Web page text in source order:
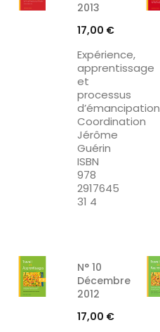
2013
Prix
17,00 €
Expérience,
apprentissage
et
processus
d’émancipation
Coordination
Jérôme
Guérin
ISBN
978
2917645
31 4
N° 10
Décembre
2012
Prix
17,00 €